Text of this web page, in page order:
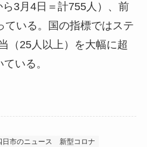
3月4日＝計755人）、前
ている。国の指標ではステ
（25人以上）を大幅に超
いる。
日市のニュース 新型コロナ